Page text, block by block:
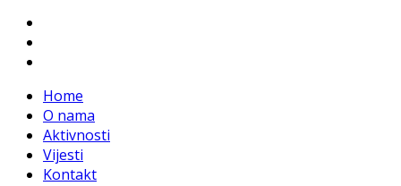
Home
O nama
Aktivnosti
Vijesti
Kontakt